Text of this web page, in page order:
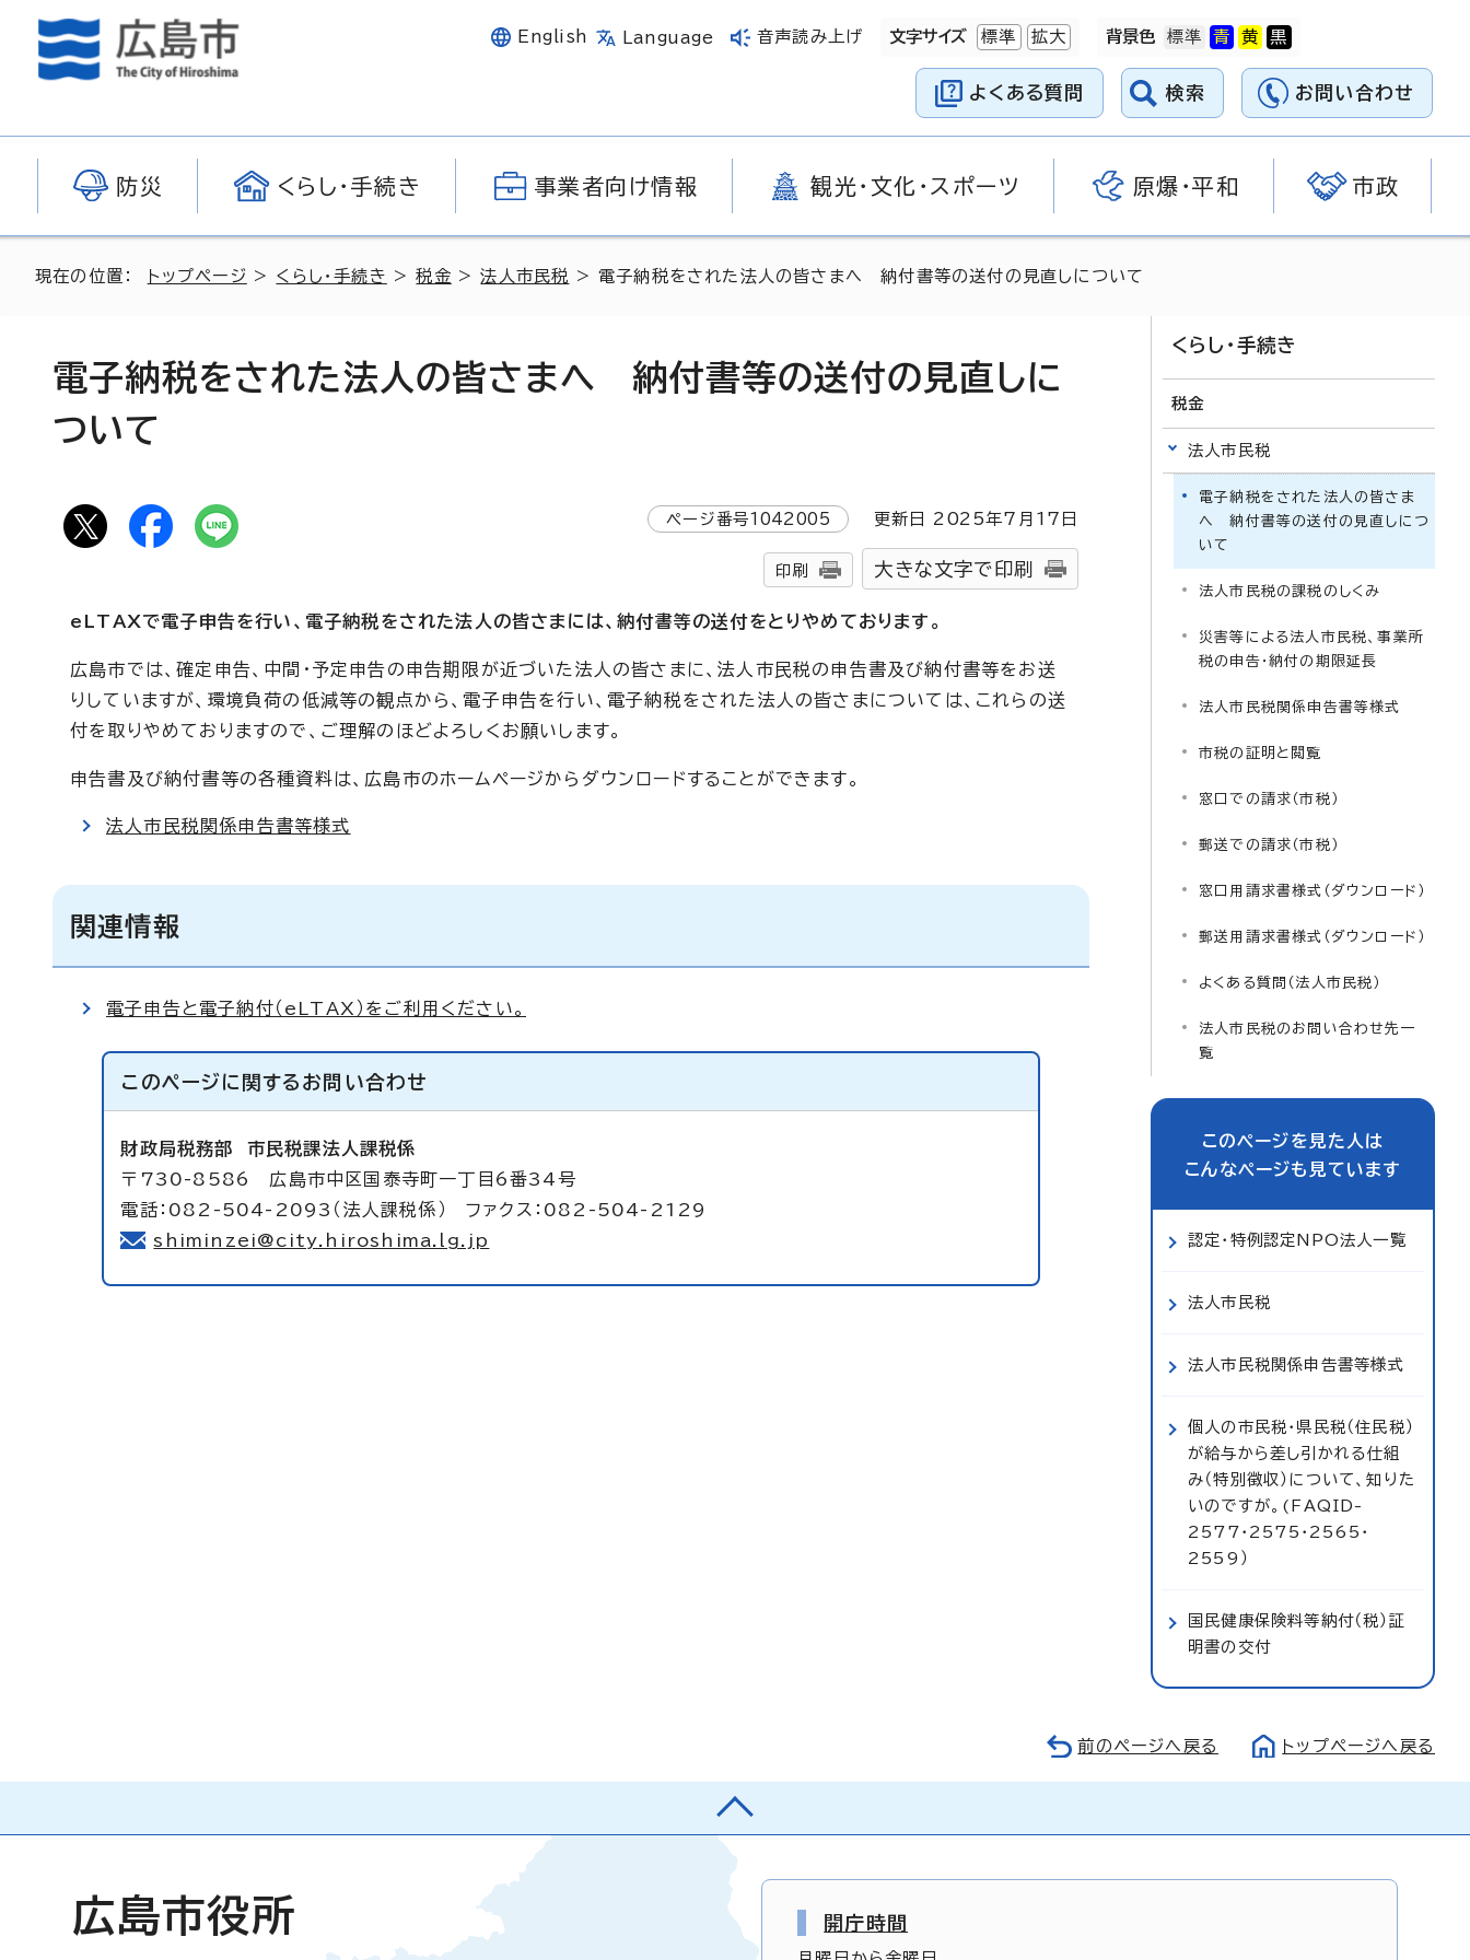
English Language 音声読み上げ 文字サイズ 標準 拡大 背景色
よくある質問 検索 お問い合わせ
防災 くらし・手続き 事業者向け情報 観光・文化・スポーツ 原爆・平和 市政
現在の位置： トップページ > くらし・手続き >税金 >法人市民税 > 電子納税をされた法人の皆さまへ 納付書等の送付の見直しについて
電子納税をされた法人の皆さまへ 納付書等の送付の見直しに
ついて
ページ番号1042005 更新日 2025年7月 17 日
印刷 大きな文字で印刷
eLTAXで電子申告を行い、電子納税をされた法人の皆さまには、納付書等の送付をとりやめております。
広島市では、確定申告、中間・予定申告の申告期限が近づいた法人の皆さまに、法人市民税の申告書及び納付書等をお送
りしていますが、環境負荷の低減等の観点から、電子申告を行い、電子納税をされた法人の皆さまについては、これらの送
付を取りやめておりますので、ご理解のほどよろしくお願いします。
申告書及び納付書等の各種資料は、広島市のホームページからダウンロードすることができます。
法人市民税関係申告書等様式
関連情報
電子申告と電子納付（eLTAX）をご利用ください。
このページに関する お問い合わせ
財政局税務部 市民税課法人課税係
〒730-8586 広島市中区国泰寺町一丁目6番34号
電話：082-504-2093（法人課税係） ファクス：082-504-2129
shiminzei@city.hiroshima.lg.jp
くらし・手続き
税金
法人市民税
電子納税をされた法人の皆さま
へ 納付書等の送付の見直しにつ
いて
法人市民税の課税のしくみ
災害等による法人市民税、事業所
税の申告・納付の期限延長
法人市民税関係申告書等様式
市税の証明と閲覧
窓口での請求（市税）
郵送での請求（市税）
窓口用請求書様式（ダウンロード）
郵送用請求書様式（ダウンロード）
よくある質問（法人市民税）
法人市民税のお問い合わせ先一
覧
このページを見た人は
こんなページも見ています
認定・特例認定NPO法人一覧
法人市民税
法人市民税関係申告書等様式
個人の市民税・県民税（住民税）
が給与から差し引かれる仕組
み（特別徴収）について、知りた
いのですが。(FAQID-
2577・2575・2565・
2559）
国民健康保険料等納付（税）証
明書の交付
前のページへ戻る トップページへ戻る
広島市役所 開庁時間